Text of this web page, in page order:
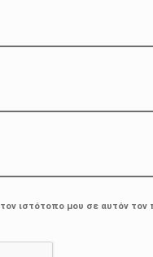
ιστότοπο μου σε αυτόν